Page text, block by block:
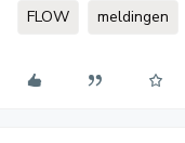
FLOW meldingen